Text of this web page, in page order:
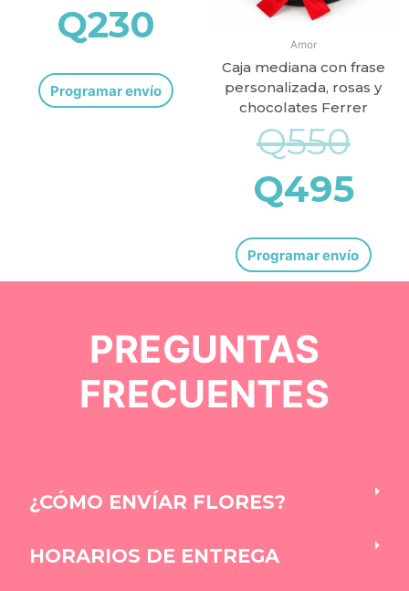
Q230
Programar envío
Amor
Caja mediana con frase
personalizada, rosas y
chocolates Ferrer
Q550
Q495
Programar envío
PREGUNTAS
FRECUENTES
¿CÓMO ENVÍAR FLORES?
HORARIOS DE ENTREGA